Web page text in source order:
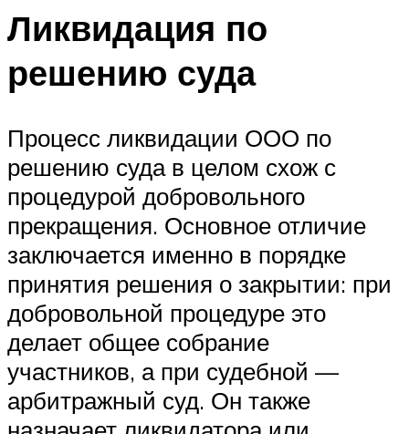
Ликвидация по
решению суда
Процесс ликвидации ООО по
решению суда в целом схож с
процедурой добровольного
прекращения. Основное отличие
заключается именно в порядке
принятия решения о закрытии: при
добровольной процедуре это
делает общее собрание
участников, а при судебной —
арбитражный суд. Он также